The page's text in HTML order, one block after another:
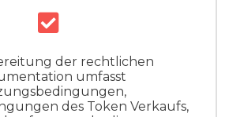
der rechtlichen
umfasst
des Token Verkaufs,